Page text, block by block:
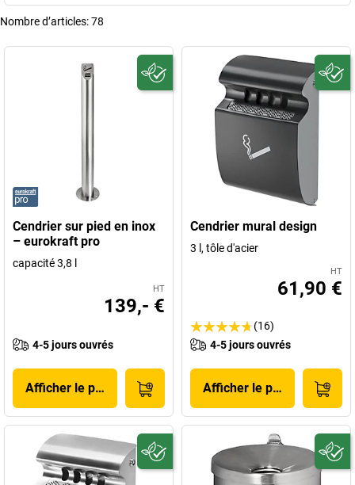
Nombre d’articles:78
Cendrier sur pied en inox
– eurokraft pro
capacité 3,8 l
HT
139,- €
4-5 jours ouvrés
Afficher le produit
Cendrier mural design
3 l, tôle d'acier
HT
61,90 €
(16)
4-5 jours ouvrés
Afficher le produit